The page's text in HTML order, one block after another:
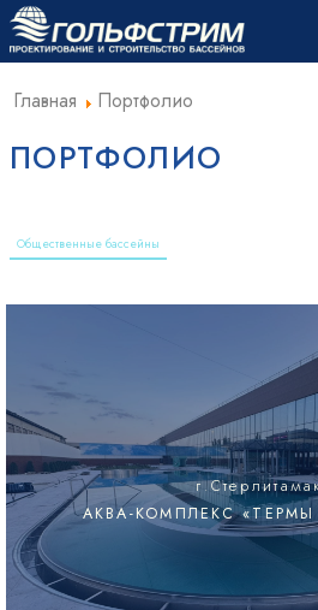
Главная Портфолио
ПОРТФОЛИО
Общественные бассейны
АКВА-КОМПЛЕКС